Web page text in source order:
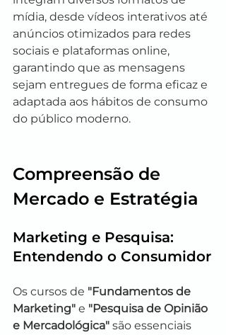
mídia, desde vídeos interativos até
anúncios otimizados para redes
sociais e plataformas online,
garantindo que as mensagens
sejam entregues de forma eficaz e
adaptada aos hábitos de consumo
do público moderno.
Compreensão de
Mercado e Estratégia
Marketing e Pesquisa:
Entendendo o Consumidor
Os cursos de "Fundamentos de
Marketing" e "Pesquisa de Opinião
e Mercadológica" são essenciais